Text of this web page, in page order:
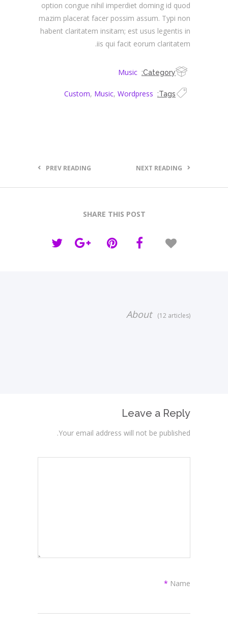
option congue nihil imperdiet doming id quod
mazim placerat facer possim assum. Typi non
habent claritatem insitam; est usus legentis in
iis qui facit eorum claritatem.
Category:
Music
Tags:
Custom, Music, Wordpress
PREV READING NEXT READING
SHARE THIS POST
About (12 articles)
Leave a Reply
Your email address will not be published.
Name
*